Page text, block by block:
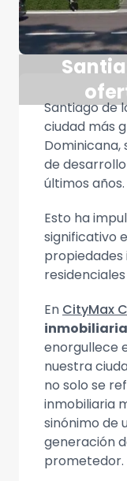
Santiago de
ciudad más
Dominicana,
de
últimos años.
Esto ha
significativo
propiedades
En CityMax
enorgullece
nuestra
no solo se
inmobiliaria
sinónimo de
generación
prometedor.